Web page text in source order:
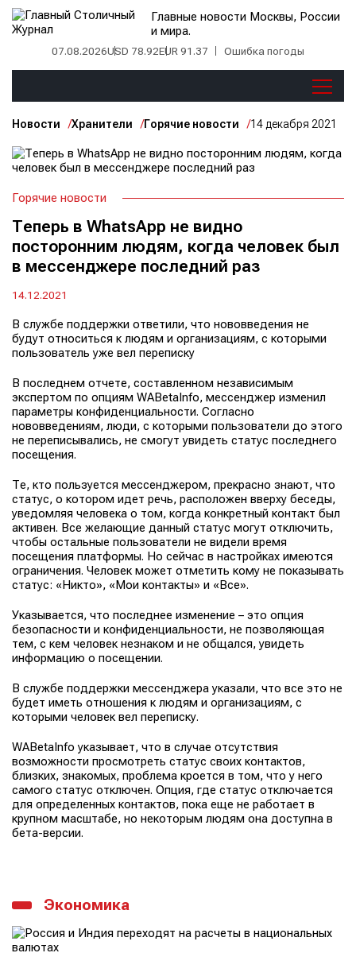
Главные новости Москвы, России
и мира.
07.08.2026USD 78.92EUR 91.37 Ошибка погоды
Новости Хранители Горячие новости 14 декабря 2021
Горячие новости
Теперь в WhatsApp не видно
посторонним людям, когда человек был
в мессенджере последний раз
14.12.2021
В службе поддержки ответили, что нововведения не
будут относиться к людям и организациям, с которыми
пользователь уже вел переписку
В последнем отчете, составленном независимым
экспертом по опциям WABetaInfo, мессенджер изменил
параметры конфиденциальности. Согласно
нововведениям, люди, с которыми пользователи до этого
не переписывались, не смогут увидеть статус последнего
посещения.
Те, кто пользуется мессенджером, прекрасно знают, что
статус, о котором идет речь, расположен вверху беседы,
уведомляя человека о том, когда конкретный контакт был
активен. Все желающие данный статус могут отключить,
чтобы остальные пользователи не видели время
посещения платформы. Но сейчас в настройках имеются
ограничения. Человек может отметить кому не показывать
статус: «Никто», «Мои контакты» и «Все».
Указывается, что последнее изменение – это опция
безопасности и конфиденциальности, не позволяющая
тем, с кем человек незнаком и не общался, увидеть
информацию о посещении.
В службе поддержки мессенджера указали, что все это не
будет иметь отношения к людям и организациям, с
которыми человек вел переписку.
WABetaInfo указывает, что в случае отсутствия
возможности просмотреть статус своих контактов,
близких, знакомых, проблема кроется в том, что у него
самого статус отключен. Опция, где статус отключается
для определенных контактов, пока еще не работает в
крупном масштабе, но некоторым людям она доступна в
бета-версии.
Экономика